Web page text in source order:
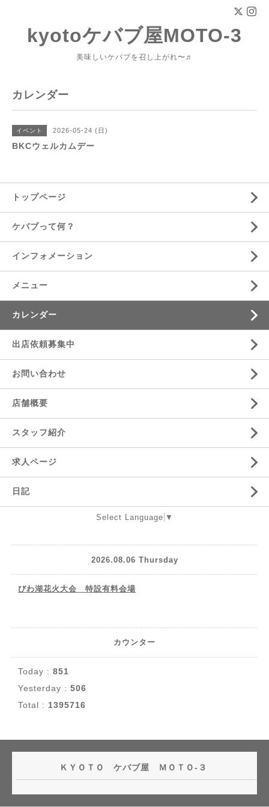
kyotoケバブ屋MOTO-3
美味しいケバブを召し上がれ〜♬
カレンダー
イベント 2026-05-24 (日)
BKCウェルカムデー
トップページ
ケバブって何？
インフォメーション
メニュー
カレンダー
出店依頼募集中
お問い合わせ
店舗概要
スタッフ紹介
求人ページ
日記
Select Language ▼
2026.08.06 Thursday
びわ湖花火大会 特設有料会場
カウンター
Today : 851
Yesterday : 506
Total : 1395716
ＫＹＯＴＯ ケバブ屋 ＭＯＴＯ-３